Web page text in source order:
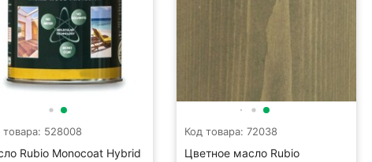
товара: 528008
Rubio Monocoat Hybrid
Код товара: 72038
Цветное масло Rubio